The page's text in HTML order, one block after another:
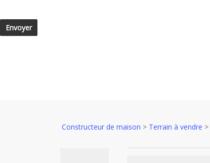
Constructeur de maison > Terrain à vendre >